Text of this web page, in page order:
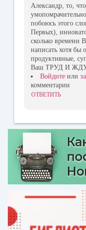
Александр, то,
побоюсь этого
Первых),
сколько времени
написать хотя бы
продуктивные,
Ваш ТРУД И
Войдите или
комментарии
ОТВЕТИТЬ